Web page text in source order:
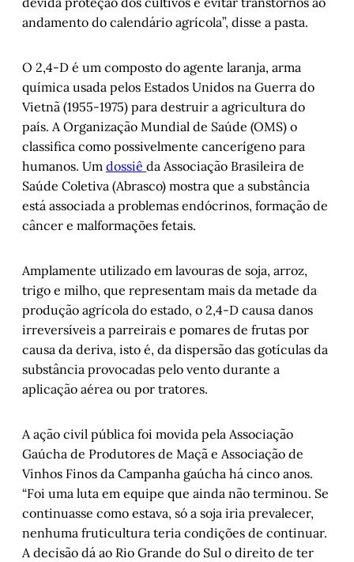
andamento do calendário agrícola”, disse a pasta.
O 2,4-D é um composto do agente laranja, arma
química usada pelos Estados Unidos na Guerra do
Vietnã (1955-1975) para destruir a agricultura do
país. A Organização Mundial de Saúde (OMS) o
classifica como possivelmente cancerígeno para
humanos. Um dossiê da Associação Brasileira de
Saúde Coletiva (Abrasco) mostra que a substância
está associada a problemas endócrinos, formação de
câncer e malformações fetais.
Amplamente utilizado em lavouras de soja, arroz,
trigo e milho, que representam mais da metade da
produção agrícola do estado, o 2,4-D causa danos
irreversíveis a parreirais e pomares de frutas por
causa da deriva, isto é, da dispersão das gotículas da
substância provocadas pelo vento durante a
aplicação aérea ou por tratores.
A ação civil pública foi movida pela Associação
Gaúcha de Produtores de Maçã e Associação de
Vinhos Finos da Campanha gaúcha há cinco anos.
“Foi uma luta em equipe que ainda não terminou. Se
continuasse como estava, só a soja iria prevalecer,
nenhuma fruticultura teria condições de continuar.
A decisão dá ao Rio Grande do Sul o direito de ter